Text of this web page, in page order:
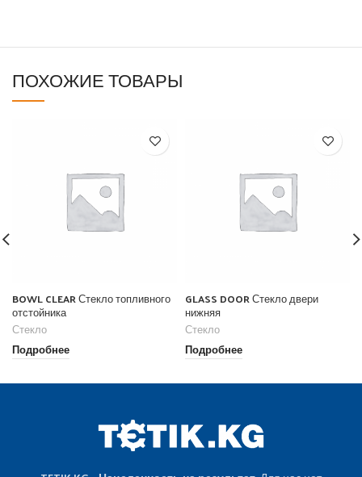
ПОХОЖИЕ ТОВАРЫ
BOWL CLEAR Стекло топливного
отстойника
Стекло
Подробнее
GLASS DOOR Стекло двери
нижняя
Стекло
Подробнее